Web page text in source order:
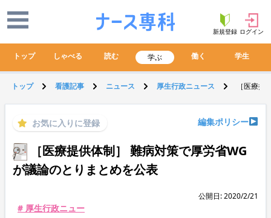
新規登録 ログイン
トップ しゃべる 読む 学ぶ 働く 学生
トップ 看護記事 ニュース 厚生行政ニュース ［医療
お気に入りに登録 編集ポリシー
［医療提供体制］ 難病対策で厚労省WG
が議論のとりまとめを公表
公開日: 2020/2/21
# 厚生行政ニュー